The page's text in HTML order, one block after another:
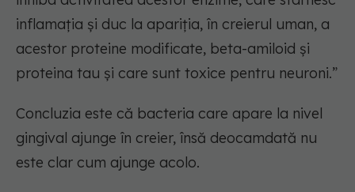
inflamația și duc la apariția, în creierul uman, a
acestor proteine modificate, beta-amiloid și
proteina tau și care sunt toxice pentru neuroni.”
Concluzia este că bacteria care apare la nivel
gingival ajunge în creier, însă deocamdată nu
este clar cum ajunge acolo.